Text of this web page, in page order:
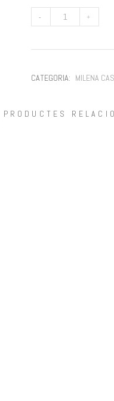
QUANTITAT
MILENA
CATEGORIA: MILENA
PRODUCTES